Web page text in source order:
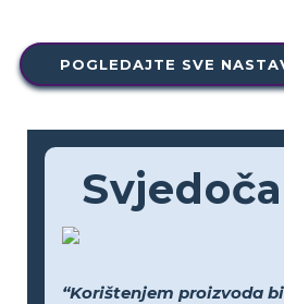
POGLEDAJTE SVE
“Korištenjem proizvoda